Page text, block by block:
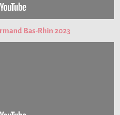
Bas-Rhin 2023